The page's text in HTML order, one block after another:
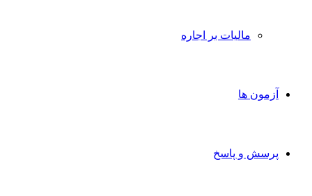
مالیات بر اجاره
آزمون ها
پرسش و پاسخ